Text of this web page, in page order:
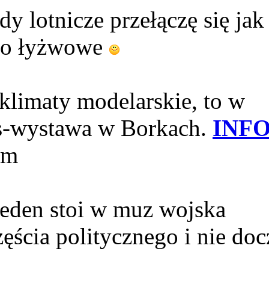
lotnicze przełączę się jak
łyżwowe
modelarskie, to w
wystawa w Borkach.
stoi w muz wojska
politycznego i nie